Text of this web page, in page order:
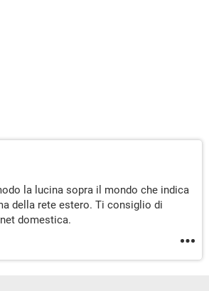
la lucina sopra il mondo che indica
della rete estero. Ti consiglio di
domestica.